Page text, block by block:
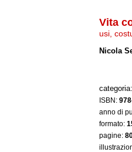
Vita
usi,
Nicola
categoria:
ISBN:
anno di
formato:
pagine: